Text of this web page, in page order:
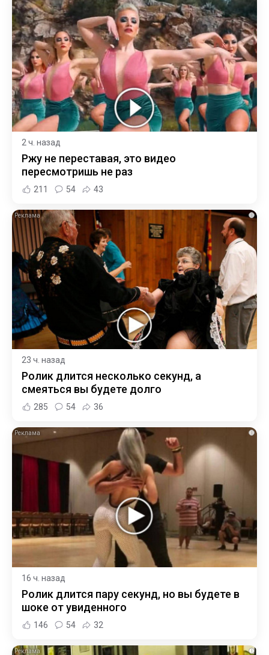
2 ч. назад
Ржу не переставая, это видео
пересмотришь не раз
211 54 43
i
23 ч. назад
Ролик длится несколько секунд, а
смеяться вы будете долго
285 54 36
i
16 ч. назад
Ролик длится пару секунд, но вы будете в
шоке от увиденного
146 54 32
i